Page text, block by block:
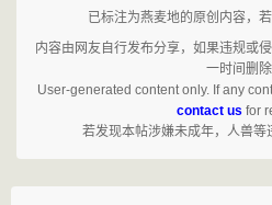
已标注为燕麦地的原创内容，
内容由网友自行发布分享，如果违规或
一时间删除
User-generated content only. If any
contact us for
若发现本帖涉嫌未成年，人兽等